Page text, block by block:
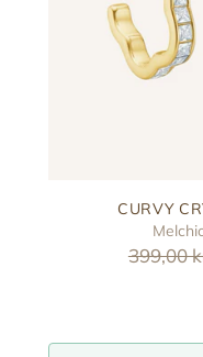
CURVY
Reguler
399,00